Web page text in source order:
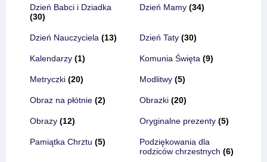
Dzień Babci i Dziadka
(30)
Dzień Mamy (34)
Dzień Nauczyciela (13) Dzień Taty (30)
Kalendarzy (1) Komunia Święta (9)
Metryczki (20) Modlitwy (5)
Obraz na płótnie (2) Obrazki (20)
Obrazy (12) Oryginalne prezenty (5)
Pamiątka Chrztu (5)
Podziękowania dla
rodziców chrzestnych (6)